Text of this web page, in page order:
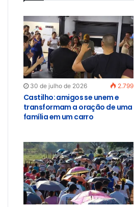
30 de julho de 2026 2.799
Castilho: amigos se unem e
transformam a oração de uma
família em um carro